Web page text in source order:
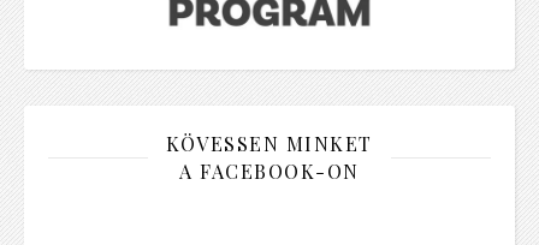
KÖVESSEN MINKET
A FACEBOOK-ON